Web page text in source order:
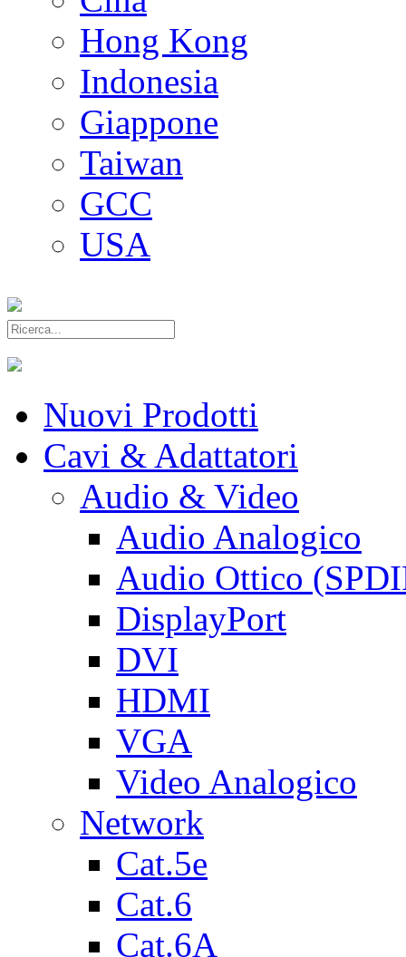
Hong Kong
Indonesia
Giappone
Taiwan
GCC
USA
Nuovi Prodotti
Cavi & Adattatori
Audio & Video
Audio Analogico
Audio Ottico
DisplayPort
DVI
HDMI
VGA
Video Analogico
Network
Cat.5e
Cat.6
Cat.6A